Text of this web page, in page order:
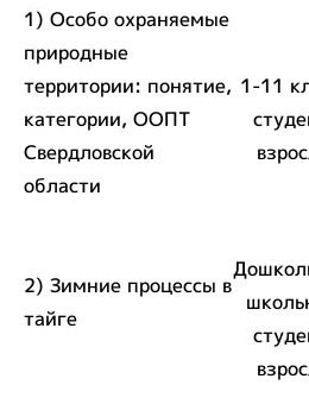
1) Особо охраняемые
природные
территории: понятие,
категории, ООПТ
Свердловской
области
1-11
2) Зимние процессы в
тайге